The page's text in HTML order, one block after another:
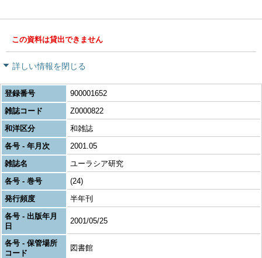
この資料は貸出できません
詳しい情報を閉じる
登録番号
900001652
雑誌コード
Z0000822
和洋区分
和雑誌
各号 - 年月次
2001.05
雑誌名
ユーラシア研究
各号 - 巻号
(24)
発行頻度
半年刊
各号 - 出版年月
日
2001/05/25
各号 - 保管場所
コード
図書館